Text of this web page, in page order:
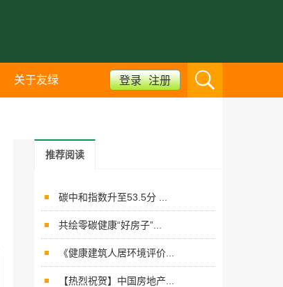
关于友绿 登录 注册
推荐阅读
碳中和指数升至53.5分 ...
共绘零碳健康“好房子”...
《健康建筑人居环境评价...
【热烈祝贺】中国房地产...